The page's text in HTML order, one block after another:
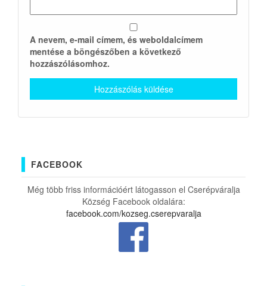
A nevem, e-mail címem, és weboldalcímem
mentése a böngészőben a következő
hozzászólásomhoz.
FACEBOOK
Még több friss információért látogasson el Cserépváralja
Község Facebook oldalára:
facebook.com/kozseg.cserepvaralja